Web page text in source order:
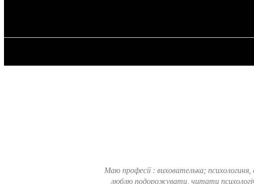
Маю професії : вихователька;
люблю подорожувати, читати